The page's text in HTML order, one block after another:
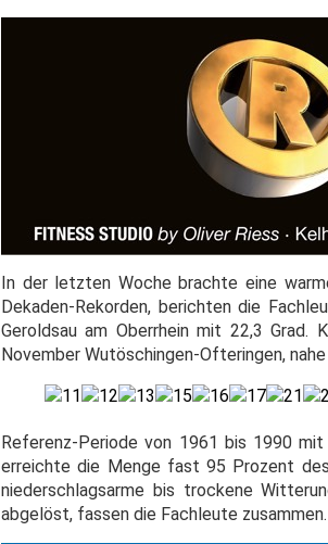
In der letzten Woche brachte eine
Dekaden-Rekorden, berichten die
Geroldsau am Oberrhein mit 22,3
November Wutöschingen-Ofteringen,
Referenz-Periode von 1961 bis 1990
erreichte die Menge fast 95 Prozent
niederschlagsarme bis trockene
abgelöst, fassen die Fachleute zusammen.